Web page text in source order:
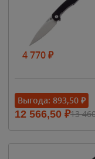
4 770₽
Выгода: 893,50 ₽
12 566,50 ₽13